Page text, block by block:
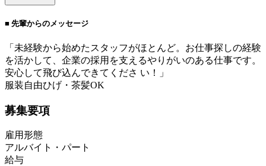
■ 先輩からのメッセージ
「未経験から始めたスタッフがほとんど。お仕事探しの経験
を活かして、企業の採用を支えるやりがいのある仕事です。
安心して飛び込んできてくださ い！」
服装自由ひげ・茶髪OK
募集要項
雇用形態
アルバイト・パート
給与